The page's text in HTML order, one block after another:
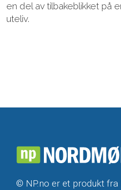
en del av tilbakeblikket på
uteliv.
© NP.no er et produkt